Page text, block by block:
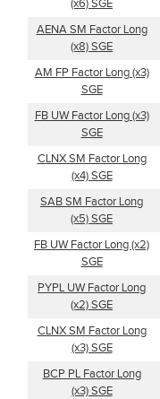
(x6) SGE
AENA SM Factor Long
(x8) SGE
AM FP Factor Long (x3)
SGE
FB UW Factor Long (x3)
SGE
CLNX SM Factor Long
(x4) SGE
SAB SM Factor Long
(x5) SGE
FB UW Factor Long (x2)
SGE
PYPL UW Factor Long
(x2) SGE
CLNX SM Factor Long
(x3) SGE
BCP PL Factor Long
(x3) SGE